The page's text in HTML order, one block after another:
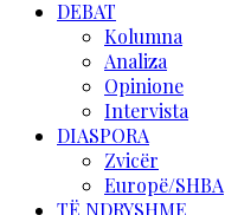
DEBAT
Kolumna
Analiza
Opinione
Intervista
DIASPORA
Zvicër
Europë/SHBA
TË NDRYSHME